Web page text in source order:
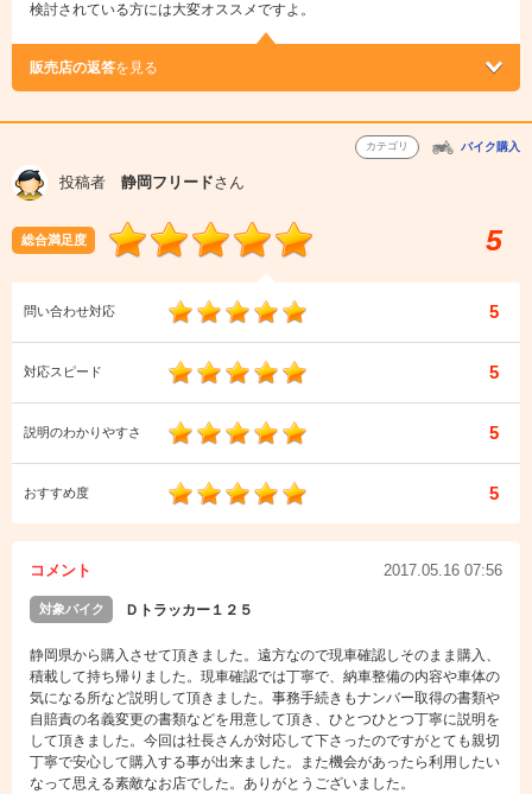
検討されている方には大変オススメですよ。
販売店の返答を見る
カテゴリ バイク購入
投稿者 静岡フリードさん
総合満足度 5
問い合わせ対応 5
対応スピード 5
説明のわかりやすさ 5
おすすめ度 5
コメント 2017.05.16 07:56
対象バイク Ｄトラッカー１２５
静岡県から購入させて頂きました。遠方なので現車確認しそのまま購入、
積載して持ち帰りました。現車確認では丁寧で、納車整備の内容や車体の
気になる所など説明して頂きました。事務手続きもナンバー取得の書類や
自賠責の名義変更の書類などを用意して頂き、ひとつひとつ丁寧に説明を
して頂きました。今回は社長さんが対応して下さったのですがとても親切
丁寧で安心して購入する事が出来ました。また機会があったら利用したい
なって思える素敵なお店でした。ありがとうございました。